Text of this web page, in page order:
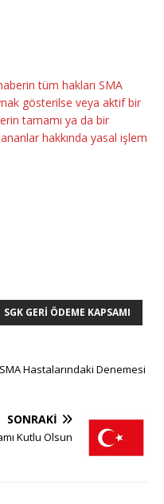
tüm hakları SMA
gösterilse veya aktif bir
tamamı ya da bir
hakkında yasal işlem
SGK GERI ÖDEME KAPSAMI
Hastalarındaki Denemesi
SONRAKI
Kutlu Olsun